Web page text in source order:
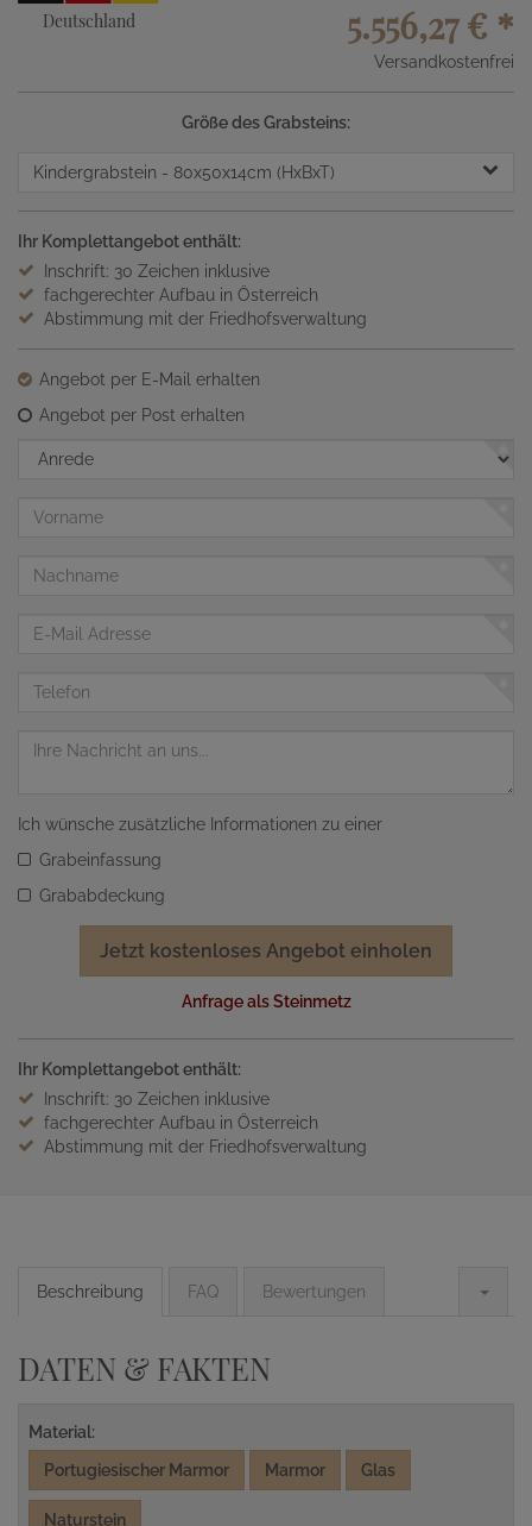
Deutschland
5.556,27 € *
Versandkostenfrei
Größe des Grabsteins:
Kindergrabstein - 80x50x14cm (HxBxT)
Ihr Komplettangebot enthält:
Inschrift: 30 Zeichen inklusive
fachgerechter Aufbau in Österreich
Abstimmung mit der Friedhofsverwaltung
Angebot per E-Mail erhalten
Angebot per Post erhalten
Anrede
Vorname
Nachname
Telefon
Nachricht
Ich wünsche zusätzliche Informationen zu einer
Grabeinfassung
Grababdeckung
Jetzt kostenloses Angebot einholen
Anfrage als Steinmetz
Ihr Komplettangebot enthält:
Inschrift: 30 Zeichen inklusive
fachgerechter Aufbau in Österreich
Abstimmung mit der Friedhofsverwaltung
Beschreibung FAQ Bewertungen
DATEN & FAKTEN
Material:
Portugiesischer Marmor
Marmor Glas
Naturstein